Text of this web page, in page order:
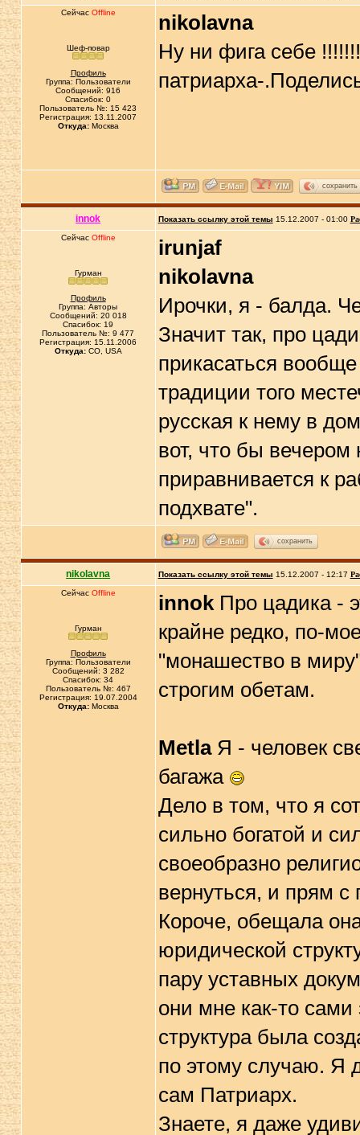
Сейчас Offline
Шеф-повар
Профиль
Группа: Пользователи
Сообщений: 916
Спасибок: 0
Пользователь №: 15 423
Регистрация: 13.11.2007
Откуда:Москва
nikolavna
Ну ни фига себе
патриарха-
сохранить
innok Показать ссылку этой темы 15.12.2007 - 01:00
Сейчас Offline
Гурман
Профиль
Группа: Авторы
Сообщений: 20 018
Спасибок: 19
Пользователь №: 9 477
Регистрация: 15.11.2006
Откуда:CO, USA
irunjaf
nikolavna
Ирочки, я - балда.
Значит так, про
прикасаться
традиции того
русская к нему в
вот, что бы вечером
приравнивается к
подхвате".
сохранить
nikolavna Показать ссылку этой темы 15.12.2007 - 12:17
Сейчас Offline
Гурман
Профиль
Группа: Пользователи
Сообщений: 3 282
Спасибок: 34
Пользователь №: 467
Регистрация: 19.07.2004
Откуда:Москва
innokПро цадика -
крайне редко, по-
"монашество в
строгим обетам.
MetlaЯ - человек
багажа
Дело в том, что я
сильно богатой и
своеобразно
вернуться, и прям с
Короче, обещала
юридической
пару уставных
они мне как-то сами
структура была
по этому случаю. Я
сам Патриарх.
Знаете, я даже